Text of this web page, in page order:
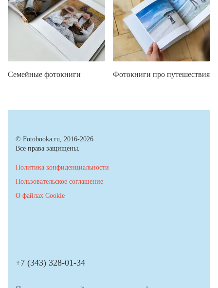
Семейные фотокниги Фотокниги про путешествия
© Fotobooka.ru, 2016-2026
Все права защищены.
Политика конфиденциальности
Пользовательское соглашение
О файлах Cookie
+7 (343) 328-01-34